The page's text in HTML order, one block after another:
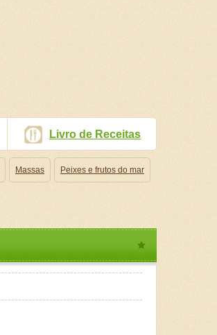
Livro de Receitas
Massas Peixes e frutos do mar